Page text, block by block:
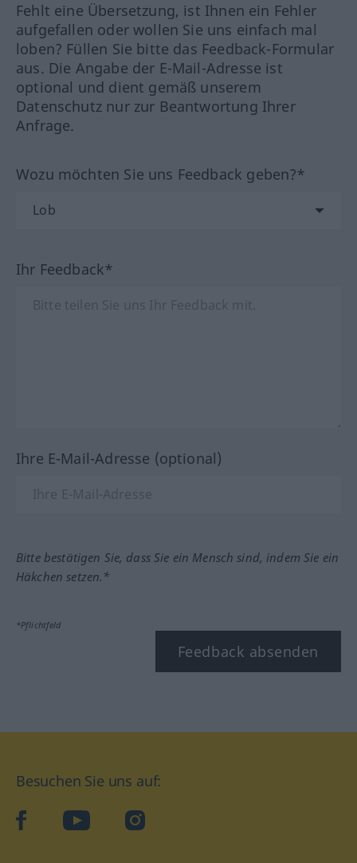
Fehlt eine Übersetzung, ist Ihnen ein Fehler
aufgefallen oder wollen Sie uns einfach mal
loben? Füllen Sie bitte das Feedback-Formular
aus. Die Angabe der E-Mail-Adresse ist
optional und dient gemäß unserem
Datenschutz nur zur Beantwortung Ihrer
Anfrage.
Wozu möchten Sie uns Feedback geben?*
Ihr Feedback*
Ihre E-Mail-Adresse (optional)
Bitte bestätigen Sie, dass Sie ein Mensch sind, indem Sie ein
Häkchen setzen.*
*Pflichtfeld
Feedback absenden
Besuchen Sie uns auf:
facebookYouTube Instagram